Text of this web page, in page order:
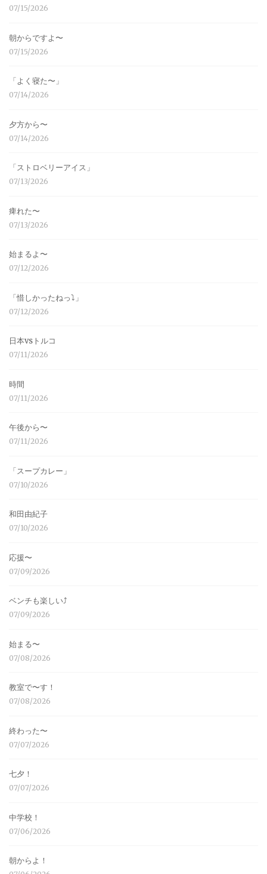
07/15/2026
朝からですよ〜
07/15/2026
「よく寝た〜」
07/14/2026
夕方から〜
07/14/2026
「ストロベリーアイス」
07/13/2026
痺れた〜
07/13/2026
始まるよ〜
07/12/2026
「惜しかったねっ⤵︎」
07/12/2026
日本vsトルコ
07/11/2026
時間
07/11/2026
午後から〜
07/11/2026
「スープカレー」
07/10/2026
和田由紀子
07/10/2026
応援〜
07/09/2026
ベンチも楽しい⤴︎
07/09/2026
始まる〜
07/08/2026
教室で〜す！
07/08/2026
終わった〜
07/07/2026
七夕！
07/07/2026
中学校！
07/06/2026
朝からよ！